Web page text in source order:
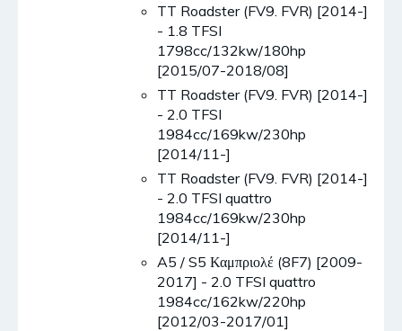
TT Roadster (FV9. FVR) [2014-]
- 1.8 TFSI
1798cc/132kw/180hp
[2015/07-2018/08]
TT Roadster (FV9. FVR) [2014-]
- 2.0 TFSI
1984cc/169kw/230hp
[2014/11-]
TT Roadster (FV9. FVR) [2014-]
- 2.0 TFSI quattro
1984cc/169kw/230hp
[2014/11-]
A5 / S5 Καμπριολέ (8F7) [2009-
2017] - 2.0 TFSI quattro
1984cc/162kw/220hp
[2012/03-2017/01]